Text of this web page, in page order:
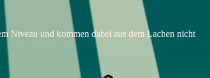
Niveau und kommen dabei aus dem Lachen nicht